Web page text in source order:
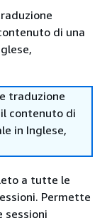
di una
traduzione
contenuto di
in Inglese,
a tutte le
Permette
sessioni